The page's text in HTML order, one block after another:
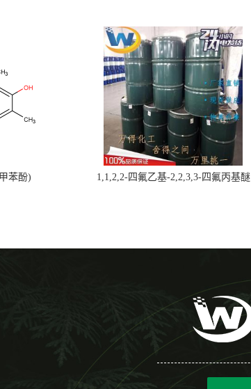
苯酚) 1,1,2,2-四氟乙基-2,2,3,3-四氟丙基醚